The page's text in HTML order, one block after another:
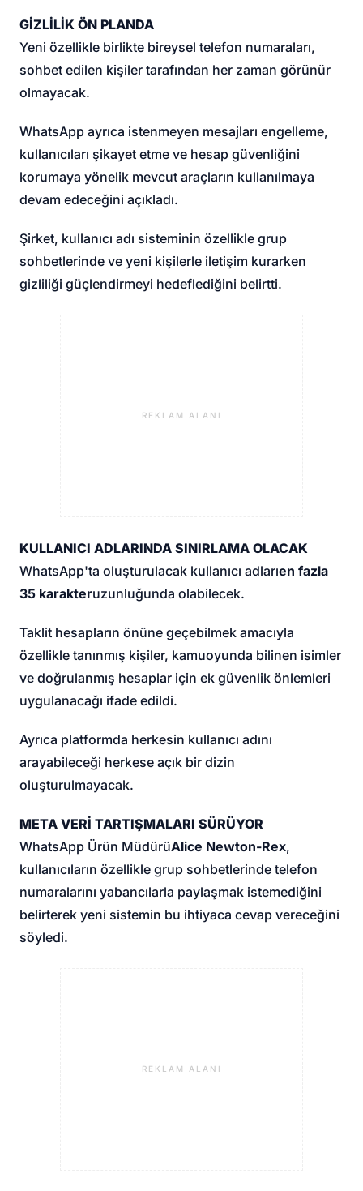
GİZLİLİK ÖN PLANDA
Yeni özellikle birlikte bireysel telefon numaraları,
sohbet edilen kişiler tarafından her zaman görünür
olmayacak.
WhatsApp ayrıca istenmeyen mesajları engelleme,
kullanıcıları şikayet etme ve hesap güvenliğini
korumaya yönelik mevcut araçların kullanılmaya
devam edeceğini açıkladı.
Şirket, kullanıcı adı sisteminin özellikle grup
sohbetlerinde ve yeni kişilerle iletişim kurarken
gizliliği güçlendirmeyi hedeflediğini belirtti.
REKLAM ALANI
KULLANICI ADLARINDA SINIRLAMA OLACAK
WhatsApp'ta oluşturulacak kullanıcı adlarıen fazla
35 karakteruzunluğunda olabilecek.
Taklit hesapların önüne geçebilmek amacıyla
özellikle tanınmış kişiler, kamuoyunda bilinen isimler
ve doğrulanmış hesaplar için ek güvenlik önlemleri
uygulanacağı ifade edildi.
Ayrıca platformda herkesin kullanıcı adını
arayabileceği herkese açık bir dizin
oluşturulmayacak.
META VERİ TARTIŞMALARI SÜRÜYOR
WhatsApp Ürün MüdürüAlice Newton-Rex,
kullanıcıların özellikle grup sohbetlerinde telefon
numaralarını yabancılarla paylaşmak istemediğini
belirterek yeni sistemin bu ihtiyaca cevap vereceğini
söyledi.
REKLAM ALANI